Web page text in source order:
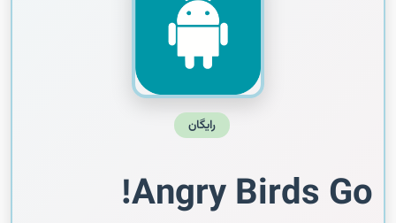
رایگان
Angry Birds Go!